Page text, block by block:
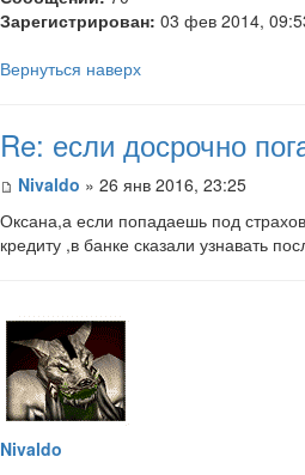
Зарегистрирован: 03 фев 2014,
Вернуться наверх
Re: если досрочно
Nivaldo » 26 янв 2016, 23:25
Оксана,а если попадаешь под
кредиту ,в банке сказали узнавать
Nivaldo